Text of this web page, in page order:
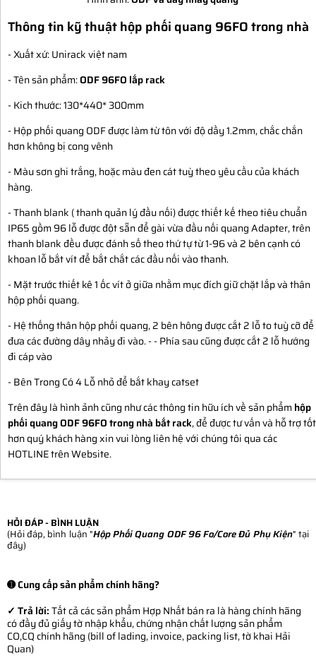
Thông tin kỹ thuật hộp phối quang 96FO trong nhà
- Xuất xứ: Unirack việt nam
- Tên sản phẩm:ODF 96FO lắp rack
- Kich thước: 130*440* 300mm
- Hộp phối quang ODF được làm từ tôn với độ dầy 1.2mm, chắc chắn
hơn không bị cong vênh
- Màu sơn ghi trắng, hoặc màu đen cát tuỳ theo yêu cầu của khách
hàng.
- Thanh blank ( thanh quản lý đầu nối) được thiết kế theo tiêu chuẩn
IP65 gồm 96 lỗ được đột sẵn để gài vừa đầu nối quang Adapter, trên
thanh blank đều được đánh số theo thứ tự từ 1-96 và 2 bên cạnh có
khoan lỗ bắt vít để bắt chắt các đầu nối vào thanh.
- Mặt trước thiết kê 1 ốc vít ở giữa nhằm mục đích giữ chặt lắp và thân
hộp phối quang.
- Hệ thống thân hộp phối quang, 2 bên hông được cắt 2 lỗ to tuỳ cỡ để
đưa các đường dây nhảy đi vào. - - Phía sau cũng được cắt 2 lỗ hướng
đi cáp vào
- Bên Trong Có 4 Lỗ nhỏ để bắt khay catset
Trên đây là hình ảnh cũng như các thông tin hữu ích về sản phẩmhộp
phối quang ODF 96FO trong nhà bắt rack, để được tư vấn và hỗ trợ tốt
hơn quý khách hàng xin vui lòng liên hệ với chúng tôi qua các
HOTLINE trên Website.
HỎI ĐÁP - BÌNH LUẬN
(Hỏi đáp, bình luận "Hộp Phối Quang ODF 96 Fo/Core Đủ Phụ Kiện" tại
đây)
➊ Cung cấp sản phẩm chính hãng?
✓ Trả lời:Tất cả các sản phẩm Hợp Nhất bán ra là hàng chính hãng
có đầy đủ giấy tờ nhập khẩu, chứng nhận chất lượng sản phẩm
CO,CQ chính hãng (bill of lading, invoice, packing list, tờ khai Hải
Quan)